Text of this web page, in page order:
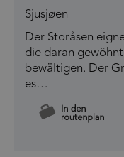
Sjusjøen
Der Storåsen
die daran
bewältigen. Der
es…